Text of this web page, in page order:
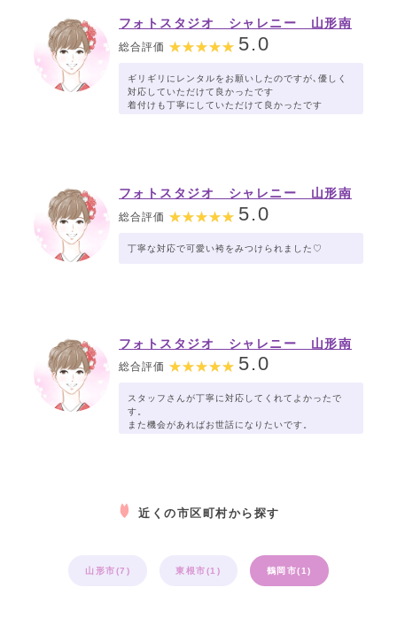
フォトスタジオ シャレニー 山形南
店
総合評価 5.0
ギリギリにレンタルをお願いしたのですが､優しく
対応していただけて良かったです
着付けも丁寧にしていただけて良かったです
フォトスタジオ シャレニー 山形南
店
総合評価 5.0
丁寧な対応で可愛い袴をみつけられました♡
フォトスタジオ シャレニー 山形南
店
総合評価 5.0
スタッフさんが丁寧に対応してくれてよかったで
す。
また機会があればお世話になりたいです。
近くの市区町村から探す
山形市(7) 東根市(1) 鶴岡市(1)